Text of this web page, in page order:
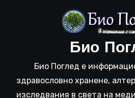
Био
Био Поглед е
здравословно хранене,
изследвания в света на